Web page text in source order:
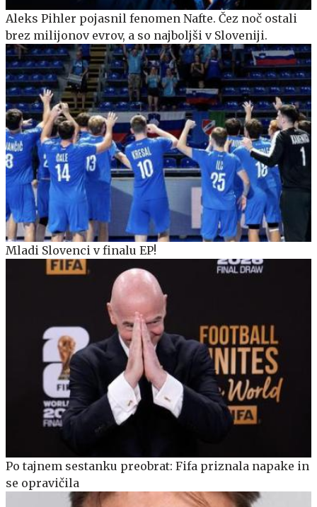
Aleks Pihler pojasnil fenomen Nafte. Čez noč ostali
brez milijonov evrov, a so najboljši v Sloveniji.
Mladi Slovenci v finalu EP!
Po tajnem sestanku preobrat: Fifa priznala napake in
se opravičila